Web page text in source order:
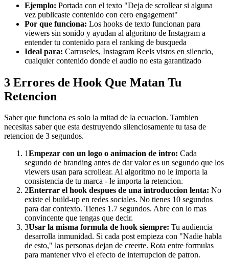
Ejemplo: Portada con el texto "Deja de scrollear si alguna
vez publicaste contenido con cero engagement"
Por que funciona: Los hooks de texto funcionan para
viewers sin sonido y ayudan al algoritmo de Instagram a
entender tu contenido para el ranking de busqueda
Ideal para: Carruseles, Instagram Reels vistos en silencio,
cualquier contenido donde el audio no esta garantizado
3 Errores de Hook Que Matan Tu
Retencion
Saber que funciona es solo la mitad de la ecuacion. Tambien
necesitas saber que esta destruyendo silenciosamente tu tasa de
retencion de 3 segundos.
1Empezar con un logo o animacion de intro: Cada
segundo de branding antes de dar valor es un segundo que los
viewers usan para scrollear. Al algoritmo no le importa la
consistencia de tu marca - le importa la retencion.
2Enterrar el hook despues de una introduccion lenta: No
existe el build-up en redes sociales. No tienes 10 segundos
para dar contexto. Tienes 1.7 segundos. Abre con lo mas
convincente que tengas que decir.
3Usar la misma formula de hook siempre: Tu audiencia
desarrolla inmunidad. Si cada post empieza con "Nadie habla
de esto," las personas dejan de creerte. Rota entre formulas
para mantener vivo el efecto de interrupcion de patron.